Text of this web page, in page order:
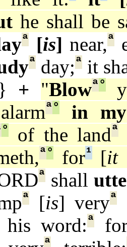
he shall be
ª [is] near,ª
ª day;ª it
+ "Blowª°
ª° in my
° of the landª
ª°for¹[it
ª shall
ª [is] veryª
his word:ª
ª